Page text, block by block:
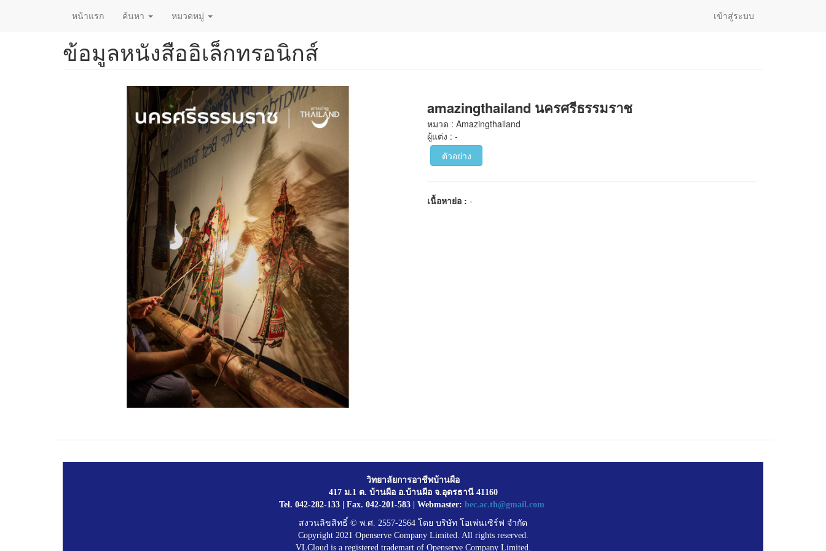
หน้าแรก ค้นหา หมวดหมู่ เข้าสู่ระบบ
ข้อมูลหนังสืออิเล็กทรอนิกส์
amazingthailand นครศรีธรรมราช
หมวด : Amazingthailand
ผู้แต่ง : -
ตัวอย่าง
เนื้อหาย่อ :-
วิทยาลัยการอาชีพบ้านผือ
417 ม.1 ต. บ้านผือ อ.บ้านผือ จ.อุดรธานี 41160
Tel. 042-282-133 | Fax. 042-201-583 | Webmaster: bec.ac.th@gmail.com
สงวนลิขสิทธิ์ © พ.ศ. 2557-2564 โดย บริษัท โอเพ่นเซิร์ฟ จำกัด
Copyright 2021 Openserve Company Limited. All rights reserved.
VLCloud is a registered trademart of Openserve Company Limited.